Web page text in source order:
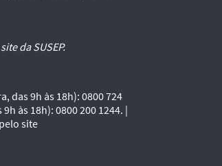
da SUSEP.
das 9h às 18h): 0800 724
às 18h): 0800 200 1244. |
site